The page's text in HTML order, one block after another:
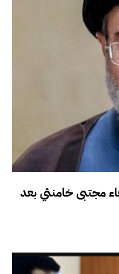
مجتبى خامنئي بعد